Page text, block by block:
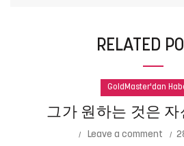
RELATED
GoldMaster'dan
그가 원하는 것은 자
Leave a comment